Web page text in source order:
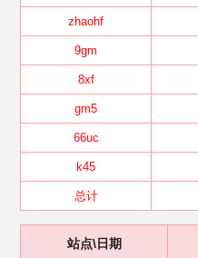
zhaohf
9gm
8xf
gm5
66uc
k45
总计
站点\日期